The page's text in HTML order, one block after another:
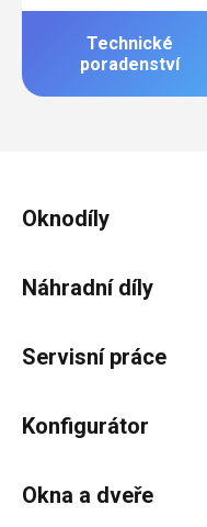
Technické
poradenství
Zápatí
Oknodíly
Náhradní díly
Servisní práce
Konfigurátor
Okna a dveře